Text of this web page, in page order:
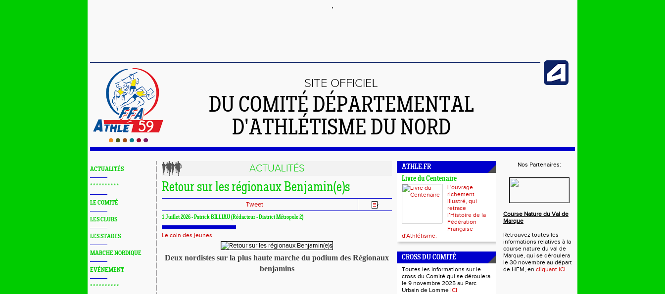
SITE OFFICIEL
DU COMITÉ DÉPARTEMENTAL
D'ATHLÉTISME DU NORD
ACTUALITÉS
* * * * * * * * * *
LE COMITÉ
LES CLUBS
LES STADES
MARCHE NORDIQUE
EVÉNEMENT
* * * * * * * * * *
ACTUALITÉS
Retour sur les régionaux Benjamin(e)s
Tweet
1 Juillet 2026 - Patrick BILLIAU (Rédacteur - District Métropole 2)
Le coin des jeunes
Deux nordistes sur la plus haute marche du podium des Régionaux
benjamins
ATHLE.FR
Livre du Centenaire
L'ouvrage
richement
illustré, qui
retrace
l’Histoire de la
Fédération
Française
d'Athlétisme.
CROSS DU COMITÉ
Toutes les informations sur le
cross du Comité qui se déroulera
le 9 novembre 2025 au Parc
Urbain de Lomme ICI
Nos Partenaires:
Course Nature du Val de
Marque
Retrouvez toutes les
informations relatives à la
course nature du val de
Marque, qui se déroulera
le 30 novembre au départ
de HEM, en cliquant ICI